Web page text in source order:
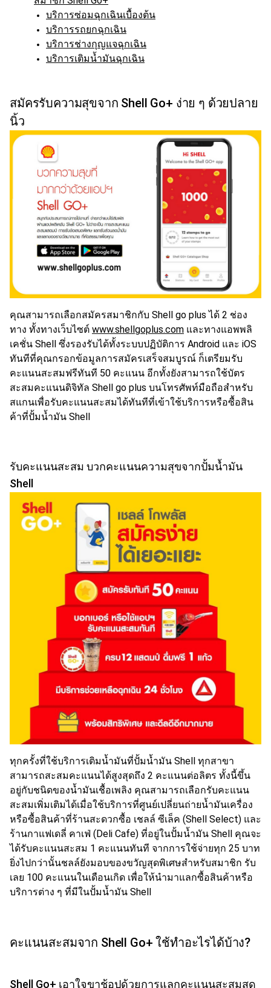
บริการซ่อมฉุกเฉินเบื้องต้น
บริการรถยกฉุกเฉิน
บริการช่างกุญแจฉุกเฉิน
บริการเติมน้ำมันฉุกเฉิน
สมัครรับความสุขจาก Shell Go+ ง่าย ๆ ด้วยปลาย
นิ้ว
คุณสามารถเลือกสมัครสมาชิกกับ Shell go plus ได้ 2 ช่อง
ทาง ทั้งทางเว็บไซต์ www.shellgoplus.com และทางแอพพลิ
เคชั่น Shell ซึ่งรองรับได้ทั้งระบบปฏิบัติการ Android และ iOS
ทันทีที่คุณกรอกข้อมูลการสมัครเสร็จสมบูรณ์ ก็เตรียมรับ
คะแนนสะสมฟรีทันที 50 คะแนน อีกทั้งยังสามารถใช้บัตร
สะสมคะแนนดิจิทัล Shell go plus บนโทรศัพท์มือถือสำหรับ
สแกนเพื่อรับคะแนนสะสมได้ทันทีที่เข้าใช้บริการหรือซื้อสิน
ค้าที่ปั้มน้ำมัน Shell
รับคะแนนสะสม บวกคะแนนความสุขจากปั้มน้ำมัน
Shell
ทุกครั้งที่ใช้บริการเติมน้ำมันที่ปั้มน้ำมัน Shell ทุกสาขา
สามารถสะสมคะแนนได้สูงสุดถึง 2 คะแนนต่อลิตร ทั้งนี้ขึ้น
อยู่กับชนิดของน้ำมันเชื้อเพลิง คุณสามารถเลือกรับคะแนน
สะสมเพิ่มเติมได้เมื่อใช้บริการที่ศูนย์เปลี่ยนถ่ายน้ำมันเครื่อง
หรือซื้อสินค้าที่ร้านสะดวกซื้อ เชลล์ ซีเล็ค (Shell Select) และ
ร้านกาแฟเดลี่ คาเฟ่ (Deli Cafe) ที่อยู่ในปั้มน้ำมัน Shell คุณจะ
ได้รับคะแนนสะสม 1 คะแนนทันที จากการใช้จ่ายทุก 25 บาท
ยิ่งไปกว่านั้นชลล์ยังมอบของขวัญสุดพิเศษสำหรับสมาชิก รับ
เลย 100 คะแนนในเดือนเกิด เพื่อให้นำมาแลกซื้อสินค้าหรือ
บริการต่าง ๆ ที่มีในปั้มน้ำมัน Shell
คะแนนสะสมจาก Shell Go+ ใช้ทำอะไรได้บ้าง?
Shell Go+ เอาใจขาช้อปด้วยการแลกคะแนนสะสมสุด